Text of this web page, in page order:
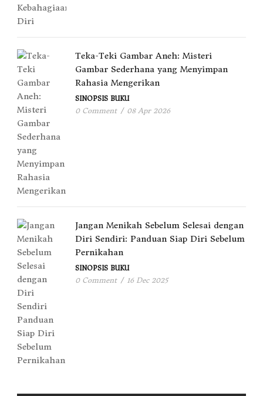
Teka-Teki Gambar Aneh: Misteri
Gambar Sederhana yang Menyimpan
Rahasia Mengerikan
SINOPSIS BUKU
0 Comment / 08 Apr 2026
Jangan Menikah Sebelum Selesai dengan
Diri Sendiri: Panduan Siap Diri Sebelum
Pernikahan
SINOPSIS BUKU
0 Comment / 16 Dec 2025